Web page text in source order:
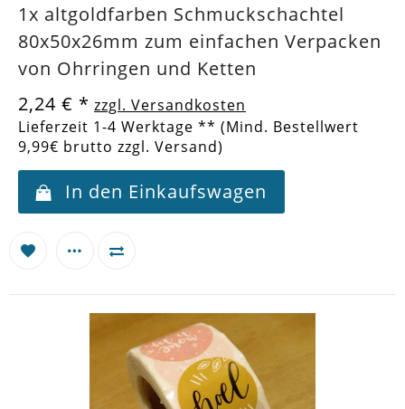
1x altgoldfarben Schmuckschachtel
80x50x26mm zum einfachen Verpacken
von Ohrringen und Ketten
2,24 € * zzgl. Versandkosten
Lieferzeit 1-4 Werktage ** (Mind. Bestellwert
9,99€ brutto zzgl. Versand)
In den Einkaufswagen